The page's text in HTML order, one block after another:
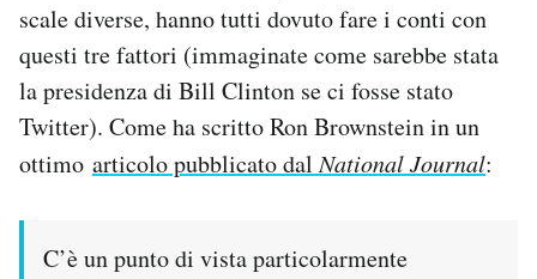
scale diverse, hanno tutti dovuto fare i conti con
questi tre fattori (immaginate come sarebbe stata
la presidenza di Bill Clinton se ci fosse stato
Twitter). Come ha scritto Ron Brownstein in un
ottimo articolo pubblicato dalNational Journal:
C’è un punto di vista particolarmente